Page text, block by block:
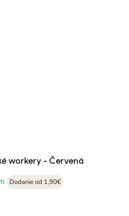
workery - Červená
Dodanie od 1,90€